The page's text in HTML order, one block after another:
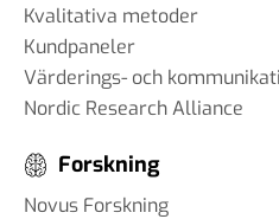
Kvalitativa metoder
Kundpaneler
Värderings- och
Nordic Research Alliance
Forskning
Novus Forskning